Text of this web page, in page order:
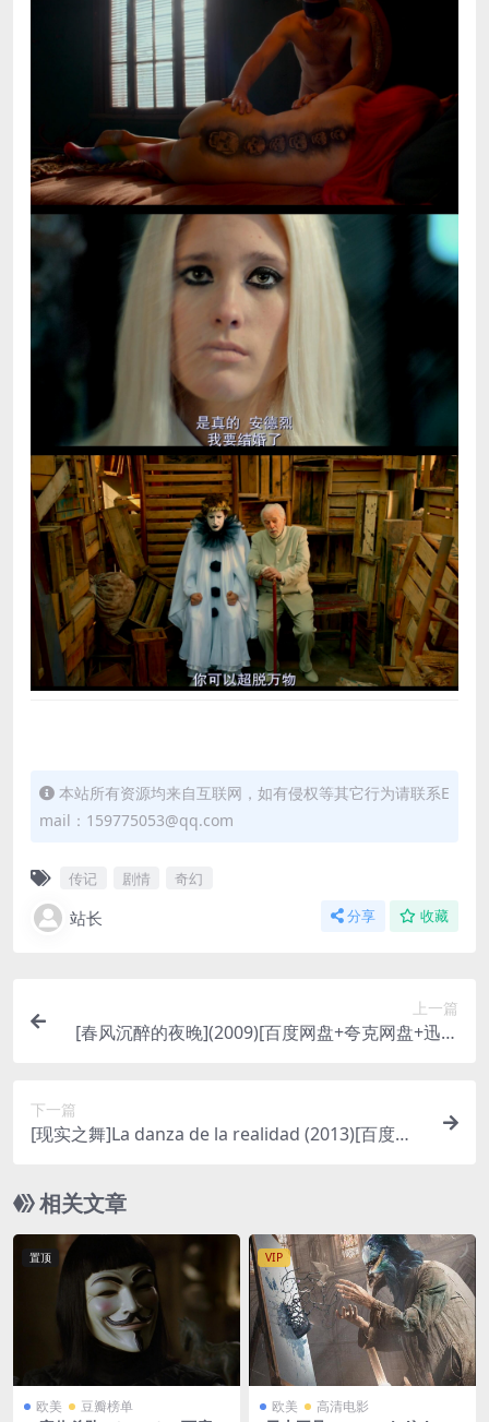
本站所有资源均来自互联网，如有侵权等其它行为请联系E
mail：159775053@qq.com
传记 剧情 奇幻
站长 分享 收藏
上一篇
[春风沉醉的夜晚](2009)[百度网盘+夸克网盘+迅雷
下一篇
[现实之舞]La danza de la realidad (2013)[百度网
字幕]
相关文章
置顶
欧美 豆瓣榜单
VIP
欧美 高清电影